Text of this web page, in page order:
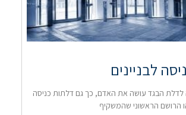
לבניינים
לדלת הבגד עושה את האדם, כך גם דלתות כניסה
הרושם הראשוני שהמשקיף